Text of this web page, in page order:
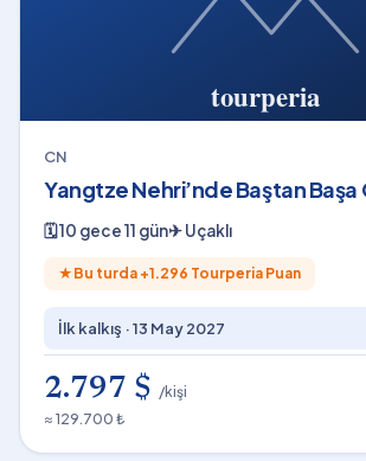
CN
Yangtze Nehri’nde Baştan Başa
🗓10 gece 11 gün✈Uçaklı
★ Bu turda +1.296 Tourperia Puan
İlk kalkış ·13 May 2027
2.797 $ /kişi
≈ 129.700 ₺